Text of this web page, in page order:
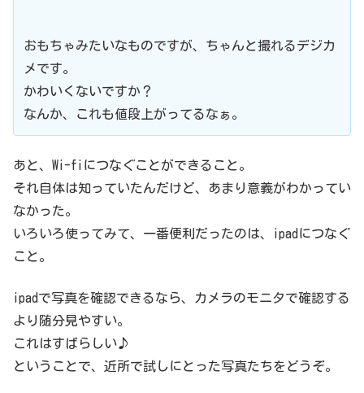
おもちゃみたいなものですが、ちゃんと撮れるデジカ
メです。
かわいくないですか？
なんか、これも値段上がってるなぁ。
あと、Wi-fiにつなぐことができること。
それ自体は知っていたんだけど、あまり意義がわかってい
なかった。
いろいろ使ってみて、一番便利だったのは、ipadにつなぐ
こと。
ipadで写真を確認できるなら、カメラのモニタで確認する
より随分見やすい。
これはすばらしい♪
ということで、近所で試しにとった写真たちをどうぞ。